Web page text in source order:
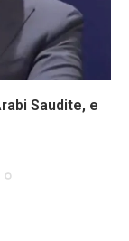
Saudite, e